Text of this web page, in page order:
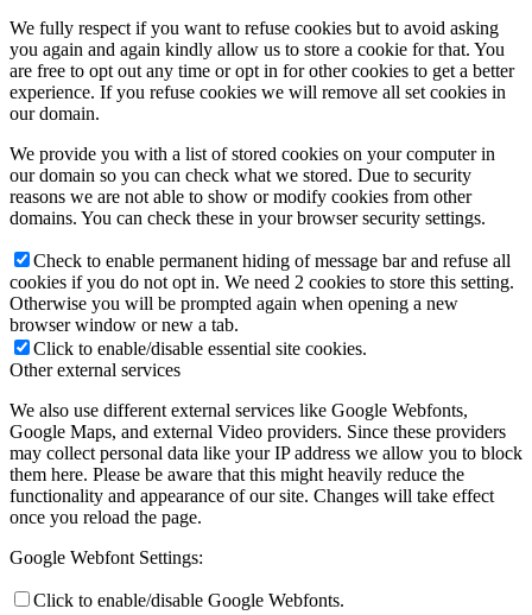
We fully respect if you want to refuse cookies but to avoid asking
you again and again kindly allow us to store a cookie for that. You
are free to opt out any time or opt in for other cookies to get a better
experience. If you refuse cookies we will remove all set cookies in
our domain.
We provide you with a list of stored cookies on your computer in
our domain so you can check what we stored. Due to security
reasons we are not able to show or modify cookies from other
domains. You can check these in your browser security settings.
Check to enable permanent hiding of message bar and refuse all
cookies if you do not opt in. We need 2 cookies to store this setting.
Otherwise you will be prompted again when opening a new
browser window or new a tab.
Click to enable/disable essential site cookies.
Other external services
We also use different external services like Google Webfonts,
Google Maps, and external Video providers. Since these providers
may collect personal data like your IP address we allow you to block
them here. Please be aware that this might heavily reduce the
functionality and appearance of our site. Changes will take effect
once you reload the page.
Google Webfont Settings:
Click to enable/disable Google Webfonts.